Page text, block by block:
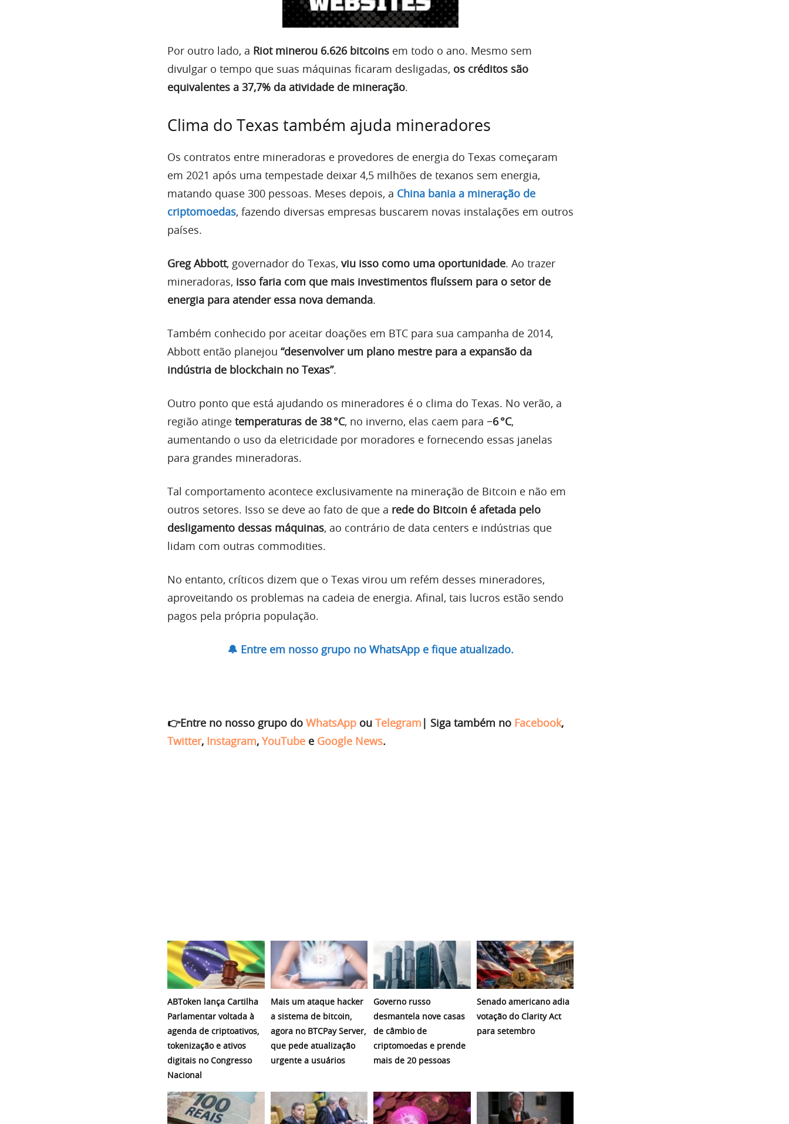
Por outro lado, a Riot minerou 6.626 bitcoins em todo o ano. Mesmo sem
divulgar o tempo que suas máquinas ficaram desligadas, os créditos são
equivalentes a 37,7% da atividade de mineração.
Clima do Texas também ajuda mineradores
Os contratos entre mineradoras e provedores de energia do Texas começaram
em 2021 após uma tempestade deixar 4,5 milhões de texanos sem energia,
matando quase 300 pessoas. Meses depois, a China bania a mineração de
criptomoedas, fazendo diversas empresas buscarem novas instalações em outros
países.
Greg Abbott, governador do Texas, viu isso como uma oportunidade. Ao trazer
mineradoras, isso faria com que mais investimentos fluíssem para o setor de
energia para atender essa nova demanda.
Também conhecido por aceitar doações em BTC para sua campanha de 2014,
Abbott então planejou “desenvolver um plano mestre para a expansão da
indústria de blockchain no Texas”.
Outro ponto que está ajudando os mineradores é o clima do Texas. No verão, a
região atinge temperaturas de 38 °C, no inverno, elas caem para −6 °C,
aumentando o uso da eletricidade por moradores e fornecendo essas janelas
para grandes mineradoras.
Tal comportamento acontece exclusivamente na mineração de Bitcoin e não em
outros setores. Isso se deve ao fato de que a rede do Bitcoin é afetada pelo
desligamento dessas máquinas, ao contrário de data centers e indústrias que
lidam com outras commodities.
No entanto, críticos dizem que o Texas virou um refém desses mineradores,
aproveitando os problemas na cadeia de energia. Afinal, tais lucros estão sendo
pagos pela própria população.
🔔 Entre em nosso grupo no WhatsApp e fique atualizado.
👉Entre no nosso grupo do WhatsApp ou Telegram | Siga também no Facebook,
Twitter, Instagram, YouTube e Google News.
ABToken lança Cartilha
Parlamentar voltada à
agenda de criptoativos,
tokenização e ativos
digitais no Congresso
Nacional
Mais um ataque hacker
a sistema de bitcoin,
agora no BTCPay Server,
que pede atualização
urgente a usuários
Governo russo
desmantela nove casas
de câmbio de
criptomoedas e prende
mais de 20 pessoas
Senado americano adia
votação do Clarity Act
para setembro